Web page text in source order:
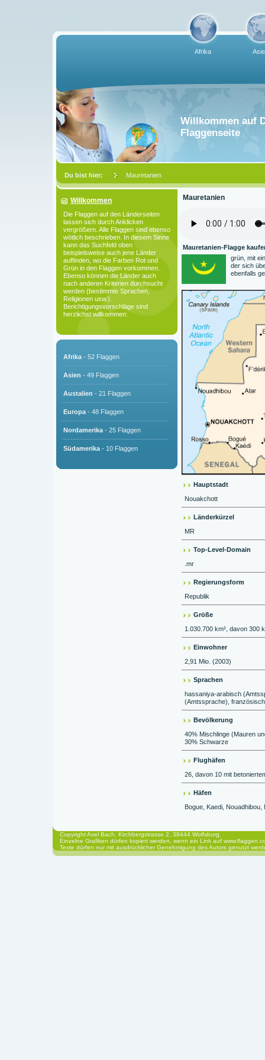
Afrika
Willkommen auf
Flaggenseite
Du bist hier: Mauretanien
Mauretanien
Mauretanien-Flagge
grün, mit
der sich
ebenfalls
Hauptstadt
Nouakchott
Länderkürzel
MR
Top-Level-Domain
.mr
Regierungsform
Republik
Größe
1.030.700 km², davon 300
Einwohner
2,91 Mio. (2003)
Sprachen
hassaniya-arabisch
(Amtssprache), französisch
Bevölkerung
40% Mischlinge (Mauren
30% Schwarze
Flughäfen
26, davon 10 mit
Häfen
Bogue, Kaedi,
Willkommen
Die Flaggen auf den Länderseiten
lassen sich durch Anklicken
vergrößern. Alle Flaggen sind ebenso
wötlich beschrieben. In diesem Sinne
kann das Suchfeld oben
beispielsweise auch jene Länder
auffinden, wo die Farben Rot und
Grün in den Flaggen vorkommen.
Ebenso können die Länder auch
nach anderen Kriterien durchsucht
werden (bestimmte Sprachen,
Religionen usw.).
Berichtigungsvorschläge sind
herzlichst willkommen:
Afrika - 52 Flaggen
Asien - 49 Flaggen
Austalien - 21 Flaggen
Europa - 48 Flaggen
Nordamerika - 25 Flaggen
Südamerika - 10 Flaggen
Copyright Axel Bach, Kirchbergstrasse 2, 38444 Wolfsburg.
Einzelne Grafiken dürfen kopiert werden, wenn ein Link auf
Texte dürfen nur mit ausdrücklicher Genehmigung des Autors genutzt